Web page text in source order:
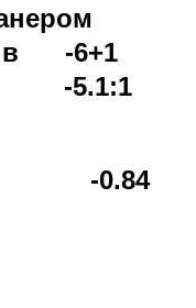
-6+1
-5.1:1
-0.84
г